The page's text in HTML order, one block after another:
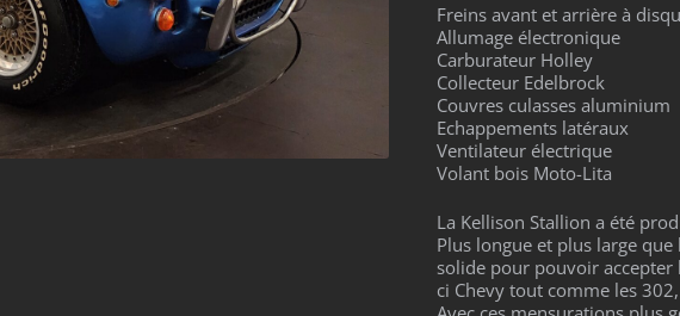
Freins avant et arrière à
Allumage électronique
Carburateur Holley
Collecteur Edelbrock
Couvres culasses aluminium
Echappements latéraux
Ventilateur électrique
Volant bois Moto-Lita
La Kellison Stallion a été
Plus longue et plus large que
solide pour pouvoir accepter
ci Chevy tout comme les